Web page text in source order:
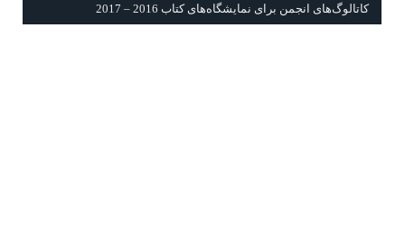
كاتالوگ‌های انجمن برای نمايشگاه‌های كتاب 2016 – 2017